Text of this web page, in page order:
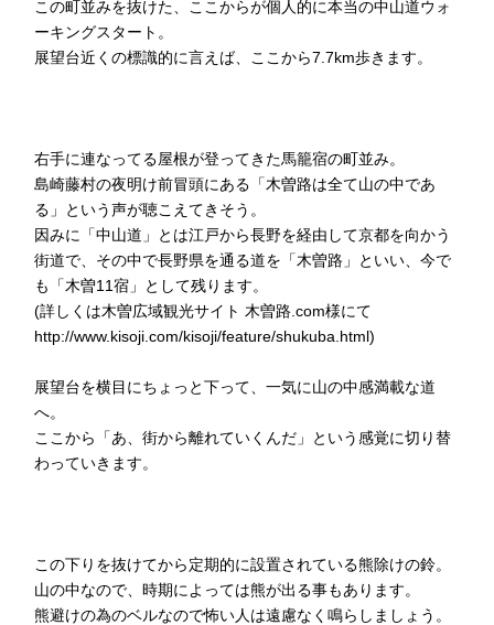
この町並みを抜けた、ここからが個人的に本当の中山道ウォ
ーキングスタート。
展望台近くの標識的に言えば、ここから7.7km歩きます。
右手に連なってる屋根が登ってきた馬籠宿の町並み。
島崎藤村の夜明け前冒頭にある「木曽路は全て山の中であ
る」という声が聴こえてきそう。
因みに「中山道」とは江戸から長野を経由して京都を向かう
街道で、その中で長野県を通る道を「木曽路」といい、今で
も「木曽11宿」として残ります。
(詳しくは木曽広域観光サイト 木曽路.com様にて
http://www.kisoji.com/kisoji/feature/shukuba.html)
展望台を横目にちょっと下って、一気に山の中感満載な道
へ。
ここから「あ、街から離れていくんだ」という感覚に切り替
わっていきます。
この下りを抜けてから定期的に設置されている熊除けの鈴。
山の中なので、時期によっては熊が出る事もあります。
熊避けの為のベルなので怖い人は遠慮なく鳴らしましょう。